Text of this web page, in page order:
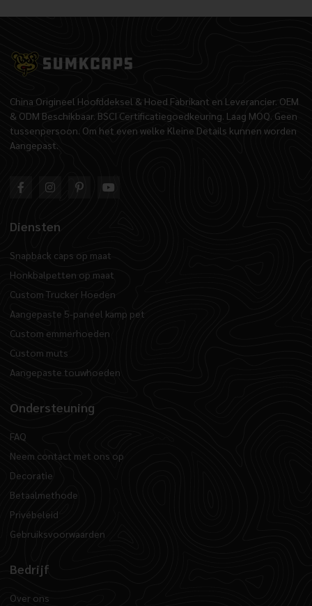
China Origineel Hoofddeksel & Hoed Fabrikant en Leverancier. OEM
& ODM Beschikbaar. BSCI Certificatiegoedkeuring. Laag MOQ. Geen
tussenpersoon. Om het even welke Kleine Details kunnen worden
Aangepast.
Diensten
Snapback caps op maat
Honkbalpetten op maat
Custom Trucker Hoeden
Aangepaste 5-paneel kamp pet
Custom emmerhoeden
Custom muts
Aangepaste touwhoeden
Ondersteuning
FAQ
Neem contact met ons op
Decoratie
Betaalmethode
Privébeleid
Gebruiksvoorwaarden
Bedrijf
Over ons